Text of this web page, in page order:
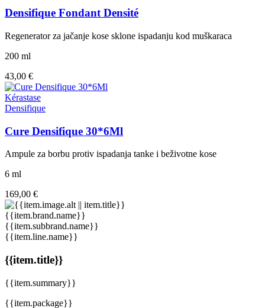
Densifique Fondant Densité
Regenerator za jačanje kose sklone ispadanju kod muškaraca
200 ml
43,00 €
Kérastase
Densifique
Cure Densifique 30*6Ml
Ampule za borbu protiv ispadanja tanke i beživotne kose
6 ml
169,00 €
{{item.brand.name}}
{{item.subbrand.name}}
{{item.line.name}}
{{item.title}}
{{item.summary}}
{{item.package}}